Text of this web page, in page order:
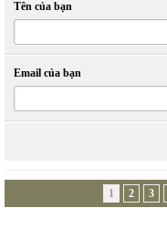
Tên của bạn
Email của bạn
1 2 3